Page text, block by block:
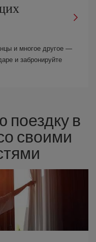
и многое другое —
и забронируйте
поездку в
своими